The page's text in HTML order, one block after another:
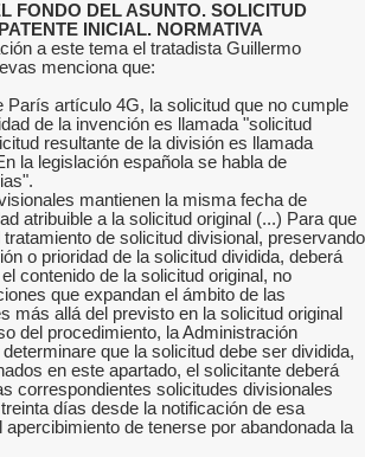
FONDO DEL ASUNTO. SOLICITUD
INICIAL. NORMATIVA
a este tema el tratadista Guillermo
menciona que:
París artículo 4G, la solicitud que no cumple
de la invención es llamada "solicitud
resultante de la división es llamada
la legislación española se habla de
mantienen la misma fecha de
atribuible a la solicitud original (...) Para que
de solicitud divisional, preservando
o prioridad de la solicitud dividida, deberá
contenido de la solicitud original, no
que expandan el ámbito de las
más allá del previsto en la solicitud original
del procedimiento, la Administración
que la solicitud debe ser dividida,
en este apartado, el solicitante deberá
correspondientes solicitudes divisionales
días desde la notificación de esa
apercibimiento de tenerse por abandonada la